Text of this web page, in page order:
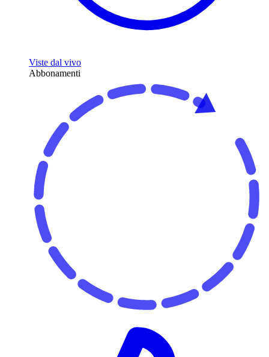
Viste dal vivo
Abbonamenti